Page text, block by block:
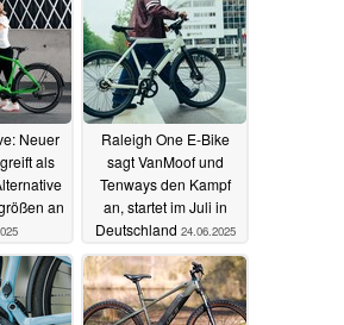
Neuer
als
an
Raleigh One E-Bike
sagt VanMoof und
Tenways den Kampf
an, startet im Juli in
Deutschland 24.06.2025